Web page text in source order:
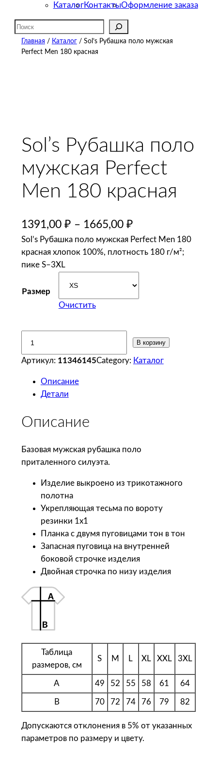
КаталогКонтактыОформление заказа
Поиск
Главная / Каталог/ Sol’s Рубашка поло мужская
Perfect Men 180 красная
Sol’s Рубашка поло
мужская Perfect
Men 180 красная
1391,00 ₽ – 1665,00 ₽
Sol’s Рубашка поло мужская Perfect Men 180
красная хлопок 100%, плотность 180 г/м²;
пике S–3XL
Размер
Очистить
л
т
о
т
Р
а
о
м
В корзину
Артикул: 11346145Category: Каталог
Описание
Детали
Описание
Базовая мужская рубашка поло
приталенного силуэта.
Изделие выкроено из трикотажного
полотна
Укрепляющая тесьма по вороту
резинки 1х1
Планка с двумя пуговицами тон в тон
Запасная пуговица на внутренней
боковой строчке изделия
Двойная строчка по низу изделия
Таблица
размеров, см
S M L XL XXL 3XL
A 49 52 55 58 61 64
B 70 72 74 76 79 82
Допускаются отклонения в 5% от указанных
параметров по размеру и цвету.